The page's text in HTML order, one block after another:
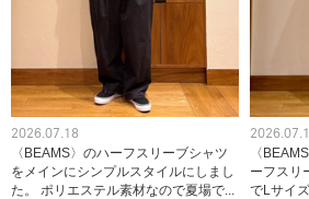
2026.07.18
〈BEAMS〉のハーフスリーブシャツ
をメインにシンプルスタイルにしまし
た。 ポリエステル素材なので夏場で...
〈
ーフスリ
でLサイ